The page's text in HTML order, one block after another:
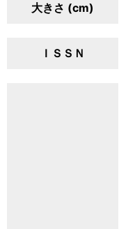
大きさ (cm)
ＩＳＳＮ